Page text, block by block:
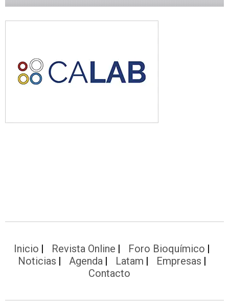
Inicio Revista Online
Foro Bioquímico
Noticias
Agenda Latam
Empresas
Contacto